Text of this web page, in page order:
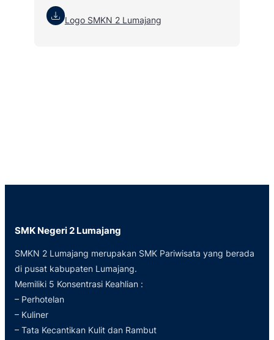
Logo SMKN 2 Lumajang
SMK Negeri 2 Lumajang
SMKN 2 Lumajang merupakan SMK Pariwisata yang berada
di pusat kabupaten Lumajang.
Memiliki 5 Konsentrasi Keahlian :
– Perhotelan
– Kuliner
– Tata Kecantikan Kulit dan Rambut